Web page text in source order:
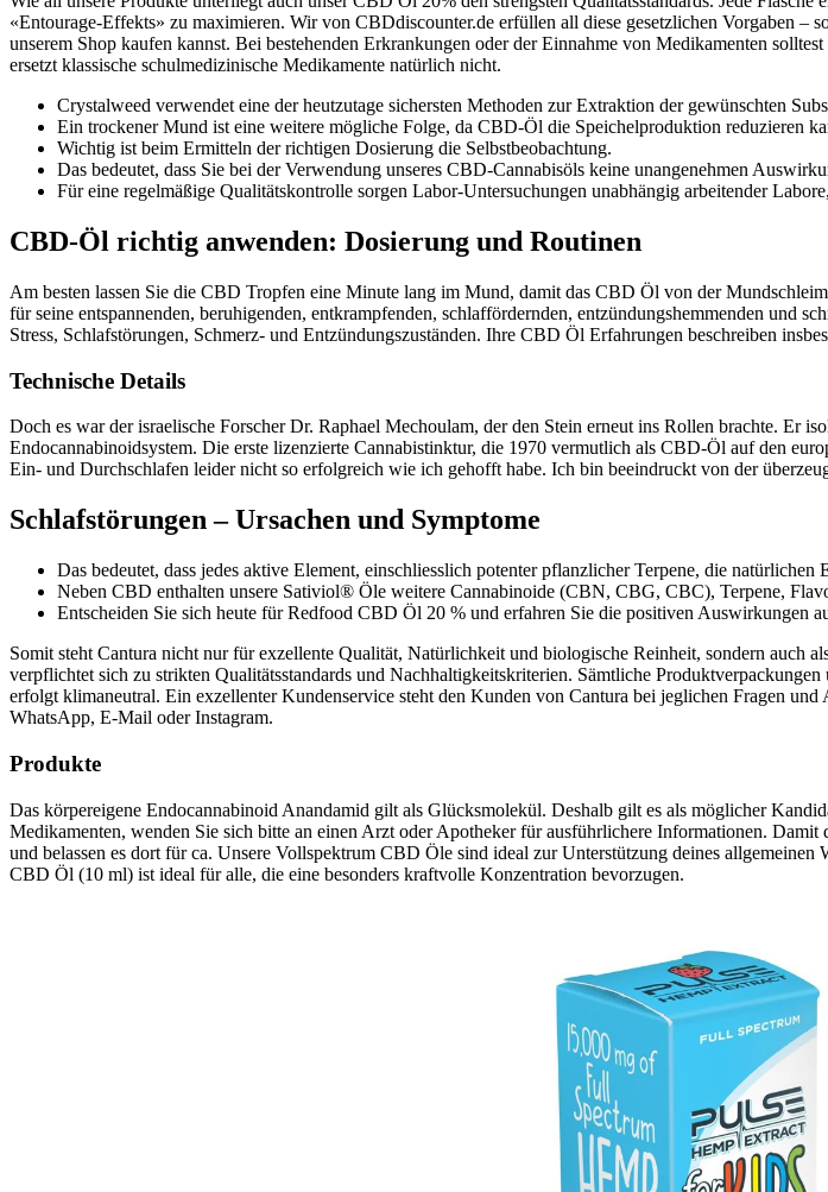
«Entourage-Effekts» zu maximieren. Wir von CBDdiscounter.de erfüllen all diese gesetzlichen Vorgaben
unserem Shop kaufen kannst. Bei bestehenden Erkrankungen oder der Einnahme von Medikamenten
ersetzt klassische schulmedizinische Medikamente natürlich nicht.
Crystalweed verwendet eine der heutzutage sichersten Methoden zur Extraktion der gewünschten
Ein trockener Mund ist eine weitere mögliche Folge, da CBD-Öl die Speichelproduktion reduzieren
Wichtig ist beim Ermitteln der richtigen Dosierung die Selbstbeobachtung.
Das bedeutet, dass Sie bei der Verwendung unseres CBD-Cannabisöls keine unangenehmen
Für eine regelmäßige Qualitätskontrolle sorgen Labor-Untersuchungen unabhängig arbeitender
CBD-Öl richtig anwenden: Dosierung und Routinen
Am besten lassen Sie die CBD Tropfen eine Minute lang im Mund, damit das CBD Öl von der
für seine entspannenden, beruhigenden, entkrampfenden, schlaffördernden, entzündungshemmenden und
Stress, Schlafstörungen, Schmerz- und Entzündungszuständen. Ihre CBD Öl Erfahrungen beschreiben
Technische Details
Doch es war der israelische Forscher Dr. Raphael Mechoulam, der den Stein erneut ins Rollen brachte. Er
Endocannabinoidsystem. Die erste lizenzierte Cannabistinktur, die 1970 vermutlich als CBD-Öl auf den
Ein- und Durchschlafen leider nicht so erfolgreich wie ich gehofft habe. Ich bin beeindruckt von der
Schlafstörungen – Ursachen und Symptome
Das bedeutet, dass jedes aktive Element, einschliesslich potenter pflanzlicher Terpene, die natürlichen
Neben CBD enthalten unsere Sativiol® Öle weitere Cannabinoide (CBN, CBG, CBC), Terpene,
Entscheiden Sie sich heute für Redfood CBD Öl 20 % und erfahren Sie die positiven Auswirkungen
Somit steht Cantura nicht nur für exzellente Qualität, Natürlichkeit und biologische Reinheit, sondern auch
verpflichtet sich zu strikten Qualitätsstandards und Nachhaltigkeitskriterien. Sämtliche
erfolgt klimaneutral. Ein exzellenter Kundenservice steht den Kunden von Cantura bei jeglichen Fragen
WhatsApp, E-Mail oder Instagram.
Produkte
Das körpereigene Endocannabinoid Anandamid gilt als Glücksmolekül. Deshalb gilt es als möglicher
Medikamenten, wenden Sie sich bitte an einen Arzt oder Apotheker für ausführlichere Informationen.
und belassen es dort für ca. Unsere Vollspektrum CBD Öle sind ideal zur Unterstützung deines
CBD Öl (10 ml) ist ideal für alle, die eine besonders kraftvolle Konzentration bevorzugen.